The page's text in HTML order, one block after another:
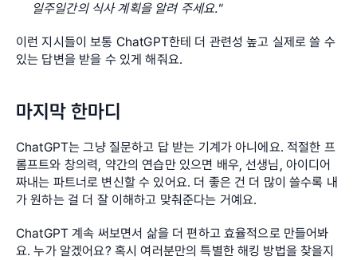
일주일간의 식사 계획을 알려 주세요."
이런 지시들이 보통 ChatGPT한테 더 관련성 높고 실제로 쓸 수
있는 답변을 받을 수 있게 해줘요.
마지막 한마디
ChatGPT는 그냥 질문하고 답 받는 기계가 아니에요. 적절한 프
롬프트와 창의력, 약간의 연습만 있으면 배우, 선생님, 아이디어
짜내는 파트너로 변신할 수 있어요. 더 좋은 건 더 많이 쓸수록 내
가 원하는 걸 더 잘 이해하고 맞춰준다는 거예요.
ChatGPT 계속 써보면서 삶을 더 편하고 효율적으로 만들어봐
요. 누가 알겠어요? 혹시 여러분만의 특별한 해킹 방법을 찾을지